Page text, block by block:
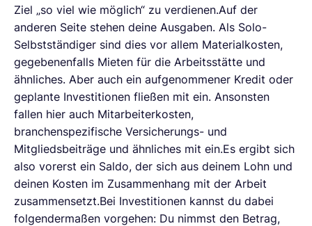
Ziel „so viel wie möglich“ zu verdienen.Auf der
anderen Seite stehen deine Ausgaben. Als Solo-
Selbstständiger sind dies vor allem Materialkosten,
gegebenenfalls Mieten für die Arbeitsstätte und
ähnliches. Aber auch ein aufgenommener Kredit oder
geplante Investitionen fließen mit ein. Ansonsten
fallen hier auch Mitarbeiterkosten,
branchenspezifische Versicherungs- und
Mitgliedsbeiträge und ähnliches mit ein.Es ergibt sich
also vorerst ein Saldo, der sich aus deinem Lohn und
deinen Kosten im Zusammenhang mit der Arbeit
zusammensetzt.Bei Investitionen kannst du dabei
folgendermaßen vorgehen: Du nimmst den Betrag,